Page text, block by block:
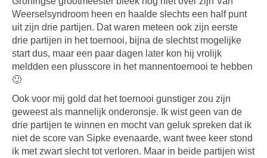
Weerselsyndroom heen en haalde slechts een half punt
uit zijn drie partijen. Dat waren meteen ook zijn eerste
drie partijen in het toernooi, bijna de slechtst mogelijke
start dus, maar een paar dagen later kon hij vrolijk
meldden een plusscore in het mannentoernooi te hebben
🙂
Ook voor mij gold dat het toernooi gunstiger zou zijn
geweest als mannelijk onderonsje. Ik wist geen van de
drie partijen te winnen en mocht van geluk spreken dat ik
niet de score van Sipke evenaarde, want twee keer stond
ik met zwart slecht tot verloren. Maar in beide partijen wist